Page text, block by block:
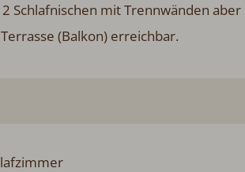
Schlafnischen mit Trennwänden aber
(Balkon) erreichbar.